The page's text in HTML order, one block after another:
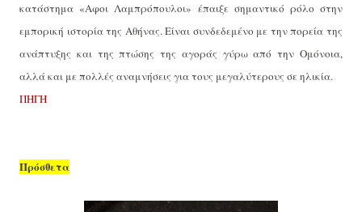
κατάστημα «Αφοι Λαμπρόπουλοι» έπαιξε σημαντικό ρόλο στην
εμπορική ιστορία της Αθήνας. Είναι συνδεδεμένο με την πορεία της
ανάπτυξης και της πτώσης της αγοράς γύρω από την Ομόνοια,
αλλά και με πολλές αναμνήσεις για τους μεγαλύτερους σε ηλικία.
ΠΗΓΗ
Πρόσθετα